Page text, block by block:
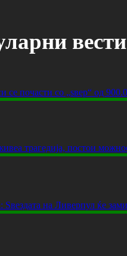
вести